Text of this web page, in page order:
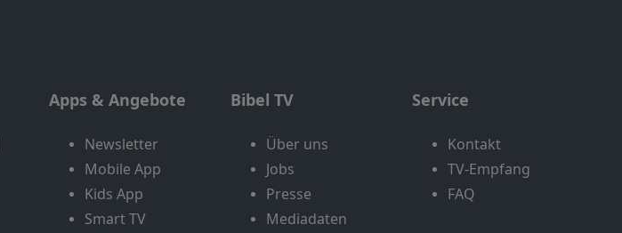
Apps & Angebote
Newsletter
Mobile App
Kids App
Smart TV
Bibel TV
Über uns
Jobs
Presse
Mediadaten
Service
Kontakt
TV-Empfang
FAQ